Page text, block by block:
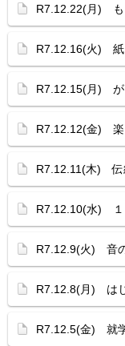
R7.12.22(月) も
R7.12.16(火) 紙
R7.12.15(月) が
R7.12.12(金) 楽
R7.12.11(木) 伝
R7.12.10(水) １
R7.12.9(火) 音
R7.12.8(月) は
R7.12.5(金) 就